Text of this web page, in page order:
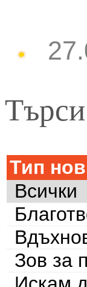
Търси
Тип
Всички
Зов за